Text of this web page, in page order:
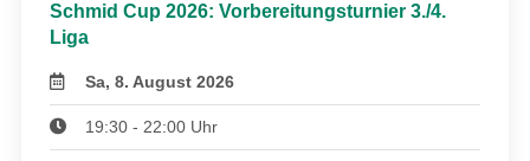
Schmid Cup 2026: Vorbereitungsturnier 3./4.
Liga
Sa, 8. August 2026
19:30 - 22:00 Uhr